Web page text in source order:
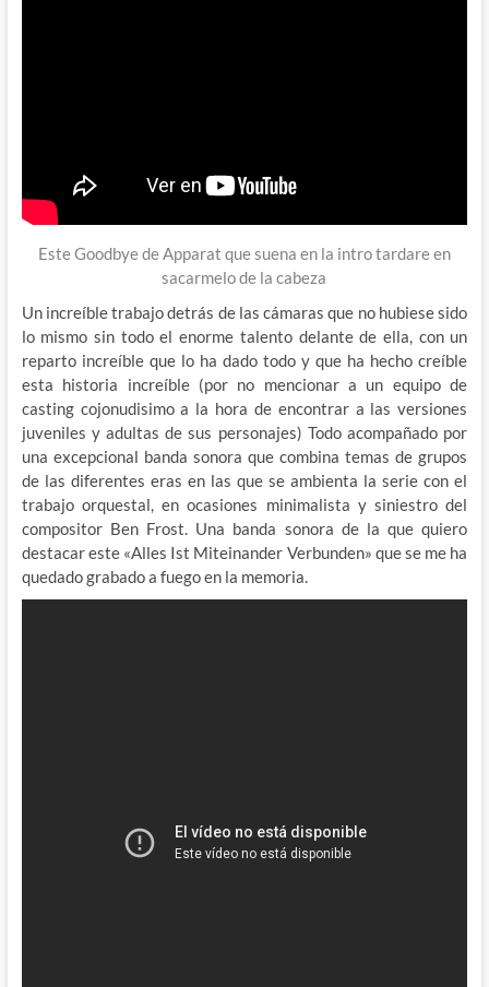
Este Goodbye de Apparat que suena en la intro tardare en
sacarmelo de la cabeza
Un increíble trabajo detrás de las cámaras que no hubiese sido
lo mismo sin todo el enorme talento delante de ella, con un
reparto increíble que lo ha dado todo y que ha hecho creíble
esta historia increíble (por no mencionar a un equipo de
casting cojonudisimo a la hora de encontrar a las versiones
juveniles y adultas de sus personajes) Todo acompañado por
una excepcional banda sonora que combina temas de grupos
de las diferentes eras en las que se ambienta la serie con el
trabajo orquestal, en ocasiones minimalista y siniestro del
compositor Ben Frost. Una banda sonora de la que quiero
destacar este «Alles Ist Miteinander Verbunden» que se me ha
quedado grabado a fuego en la memoria.